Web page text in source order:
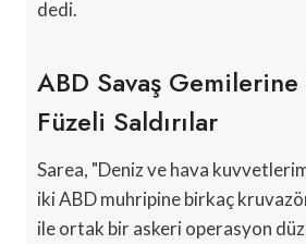
dedi.
ABD Savaş
Füzeli Saldırılar
Sarea, "Deniz ve hava
iki ABD muhripine birkaç
ile ortak bir askeri operasyon